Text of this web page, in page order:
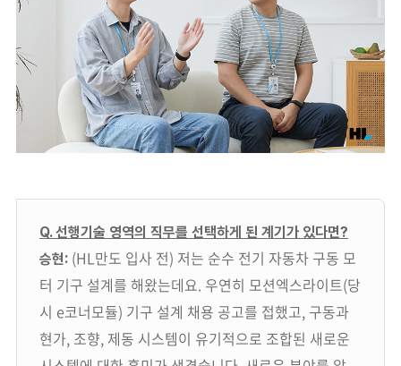
Q. 선행기술 영역의 직무를 선택하게 된 계기가 있다면?
승현: (HL만도 입사 전) 저는 순수 전기 자동차 구동 모
터 기구 설계를 해왔는데요. 우연히 모션엑스라이트(당
시 e코너모듈) 기구 설계 채용 공고를 접했고, 구동과
현가, 조향, 제동 시스템이 유기적으로 조합된 새로운